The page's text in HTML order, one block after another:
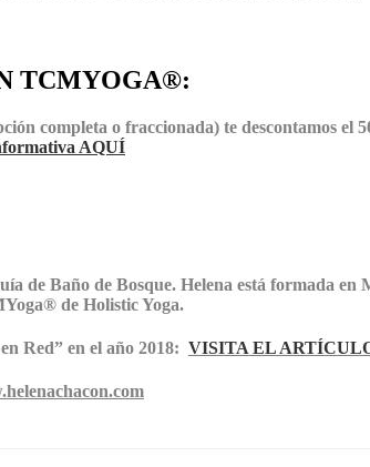
TCMYOGA®:
completa o fraccionada) te descontamos el
AQUÍ
de Baño de Bosque. Helena está formada en
de Holistic Yoga.
Red” en el año 2018: VISITA EL